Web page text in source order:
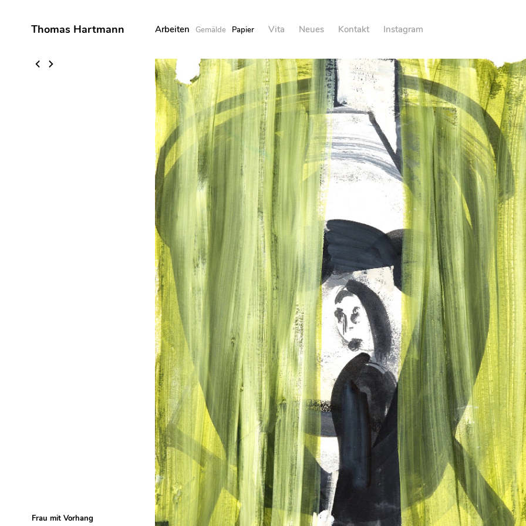
Thomas Hartmann Arbeiten Gemälde Papier Vita Neues Kontakt Instagram
Frau mit Vorhang